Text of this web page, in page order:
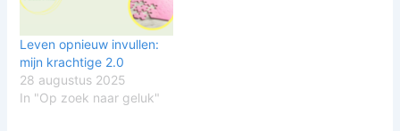
Leven opnieuw invullen:
mijn krachtige 2.0
28 augustus 2025
In "Op zoek naar geluk"